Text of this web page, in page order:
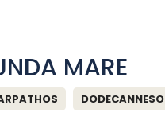
MARE
DODECANNESO